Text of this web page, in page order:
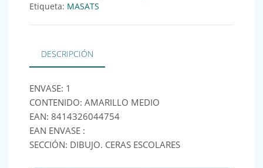
Etiqueta: MASATS
DESCRIPCIÓN
ENVASE: 1
CONTENIDO: AMARILLO MEDIO
EAN: 8414326044754
EAN ENVASE :
SECCIÓN: DIBUJO. CERAS ESCOLARES